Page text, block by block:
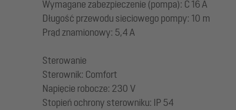
Wymagane zabezpieczenie (pompa): C 16 A
Długość przewodu sieciowego pompy: 10 m
Prąd znamionowy: 5,4 A
Sterowanie
Sterownik: Comfort
Napięcie robocze: 230 V
Stopień ochrony sterowniku: IP 54